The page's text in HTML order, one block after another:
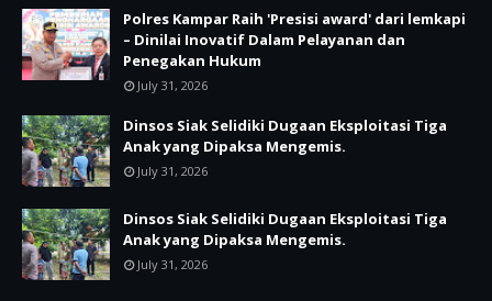
Polres Kampar Raih 'Presisi award' dari lemkapi
– Dinilai Inovatif Dalam Pelayanan dan
Penegakan Hukum
July 31, 2026
Dinsos Siak Selidiki Dugaan Eksploitasi Tiga
Anak yang Dipaksa Mengemis.
July 31, 2026
Dinsos Siak Selidiki Dugaan Eksploitasi Tiga
Anak yang Dipaksa Mengemis.
July 31, 2026